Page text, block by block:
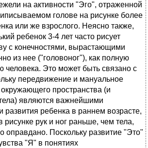
на активности "Эго", отраженной
голове на рисунке более
или же взрослого. Неясно также,
ребенок 3-4 лет часто рисует
с конечностями, вырастающими
из нее ("головоног"), как полную
человека. Это может быть связано с
передвижение и мануальное
пространства (и
являются важнейшими
развития ребенка в раннем возрасте,
рисунке рук и ног раньше, чем тела,
оправдано. Поскольку развитие "Это"
"Я" в понятиях